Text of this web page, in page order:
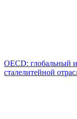
OECD: глобальный
сталелитейной